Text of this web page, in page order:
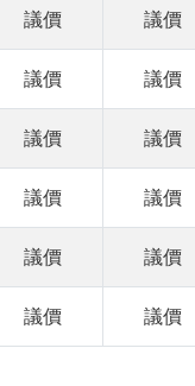
議價 議價
議價 議價
議價 議價
議價 議價
議價 議價
議價 議價